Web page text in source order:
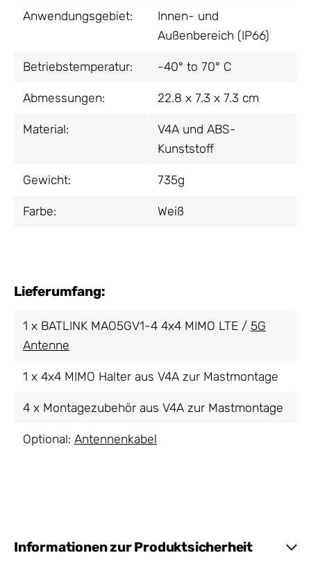
Anwendungsgebiet:
Innen- und
Außenbereich (IP66)
Betriebstemperatur: -40° to 70° C
Abmessungen: 22.8 x 7.3 x 7.3 cm
Material:
V4A und ABS-
Kunststoff
Gewicht: 735g
Farbe: Weiß
Lieferumfang:
1 x BATLINK MAO5GV1-4 4x4 MIMO LTE / 5G
Antenne
1 x 4x4 MIMO Halter aus V4A zur Mastmontage
4 x Montagezubehör aus V4A zur Mastmontage
Optional: Antennenkabel
Informationen zur Produktsicherheit